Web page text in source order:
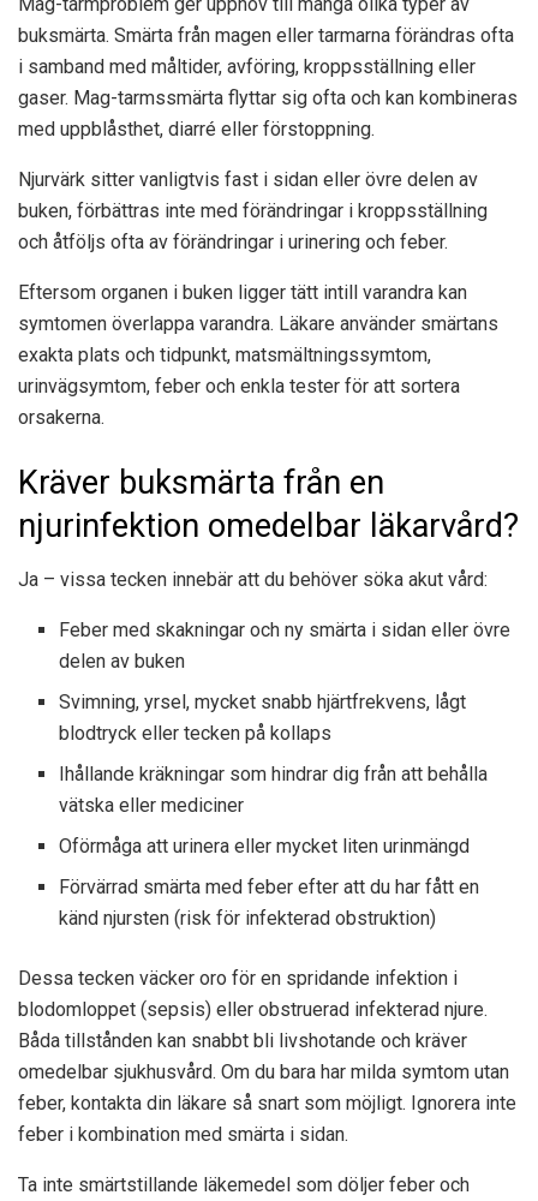
Mag-tarmproblem ger upphov till många olika typer av
buksmärta. Smärta från magen eller tarmarna förändras ofta
i samband med måltider, avföring, kroppsställning eller
gaser. Mag-tarmssmärta flyttar sig ofta och kan kombineras
med uppblåsthet, diarré eller förstoppning.
Njurvärk sitter vanligtvis fast i sidan eller övre delen av
buken, förbättras inte med förändringar i kroppsställning
och åtföljs ofta av förändringar i urinering och feber.
Eftersom organen i buken ligger tätt intill varandra kan
symtomen överlappa varandra. Läkare använder smärtans
exakta plats och tidpunkt, matsmältningssymtom,
urinvägsymtom, feber och enkla tester för att sortera
orsakerna.
Kräver buksmärta från en
njurinfektion omedelbar läkarvård?
Ja – vissa tecken innebär att du behöver söka akut vård:
Feber med skakningar och ny smärta i sidan eller övre
delen av buken
Svimning, yrsel, mycket snabb hjärtfrekvens, lågt
blodtryck eller tecken på kollaps
Ihållande kräkningar som hindrar dig från att behålla
vätska eller mediciner
Oförmåga att urinera eller mycket liten urinmängd
Förvärrad smärta med feber efter att du har fått en
känd njursten (risk för infekterad obstruktion)
Dessa tecken väcker oro för en spridande infektion i
blodomloppet (sepsis) eller obstruerad infekterad njure.
Båda tillstånden kan snabbt bli livshotande och kräver
omedelbar sjukhusvård. Om du bara har milda symtom utan
feber, kontakta din läkare så snart som möjligt. Ignorera inte
feber i kombination med smärta i sidan.
Ta inte smärtstillande läkemedel som döljer feber och